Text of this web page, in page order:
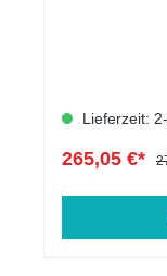
Lieferzeit:
265,05 €*